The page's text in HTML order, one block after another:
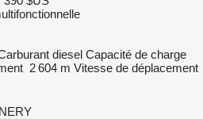
diesel Capacité de charge
2 604 m Vitesse de déplacement